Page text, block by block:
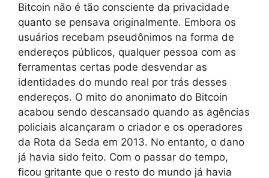
Bitcoin não é tão consciente da privacidade
quanto se pensava originalmente. Embora os
usuários recebam pseudônimos na forma de
endereços públicos, qualquer pessoa com as
ferramentas certas pode desvendar as
identidades do mundo real por trás desses
endereços. O mito do anonimato do Bitcoin
acabou sendo descansado quando as agências
policiais alcançaram o criador e os operadores
da Rota da Seda em 2013. No entanto, o dano
já havia sido feito. Com o passar do tempo,
ficou gritante que o resto do mundo já havia